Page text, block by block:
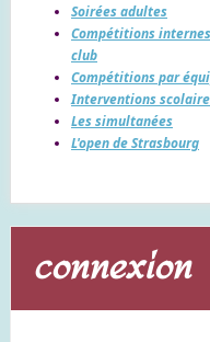
Soirées adultes
Compétitions
club
Compétitions par
Interventions
Les simultanées
L'open de Strasbourg
connexion